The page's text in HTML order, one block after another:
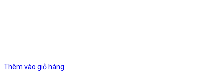
Thêm vào giỏ hàng